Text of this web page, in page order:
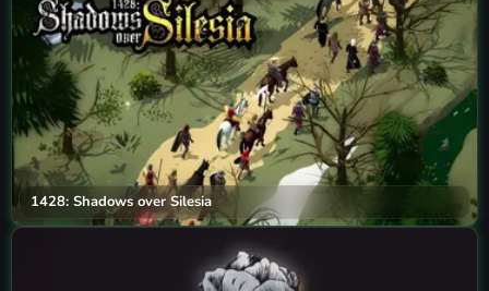
1428: Shadows over Silesia